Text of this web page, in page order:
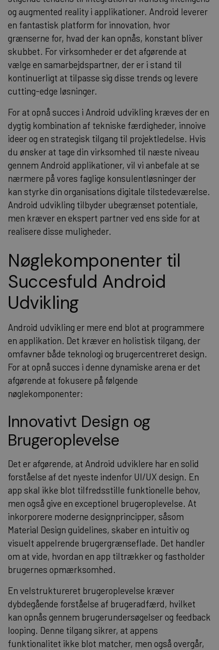
og augmented reality i applikationer. Android leverer
en fantastisk platform for innovation, hvor
grænserne for, hvad der kan opnås, konstant bliver
skubbet. For virksomheder er det afgørende at
vælge en samarbejdspartner, der er i stand til
kontinuerligt at tilpasse sig disse trends og levere
cutting-edge løsninger.
For at opnå succes i Android udvikling kræves der en
dygtig kombination af tekniske færdigheder, innoive
ideer og en strategisk tilgang til projektledelse. Hvis
du ønsker at tage din virksomhed til næste niveau
gennem Android applikationer, vil vi anbefale at se
nærmere på vores faglige konsulentløsningerder
kan styrke din organisations digitale tilstedeværelse.
Android udvikling tilbyder ubegrænset potentiale,
men kræver en ekspert partner ved ens side for at
realisere disse muligheder.
Nøglekomponenter til
Succesfuld Android
Udvikling
Android udvikling er mere end blot at programmere
en applikation. Det kræver en holistisk tilgang, der
omfavner både teknologi og brugercentreret design.
For at opnå succes i denne dynamiske arena er det
afgørende at fokusere på følgende
nøglekomponenter:
Innovativt Design og
Brugeroplevelse
Det er afgørende, at Android udviklere har en solid
forståelse af det nyeste indenfor UI/UX design. En
app skal ikke blot tilfredsstille funktionelle behov,
men også give en exceptionel brugeroplevelse. At
inkorporere moderne designprincipper, såsom
Material Design guidelines, skaber en intuitiv og
visuelt appelrende brugergrænseflade. Det handler
om at vide, hvordan en app tiltrækker og fastholder
brugernes opmærksomhed.
En velstruktureret brugeroplevelse kræver
dybdegående forståelse af brugeradfærd, hvilket
kan opnås gennem brugerundersøgelser og feedback
looping. Denne tilgang sikrer, at appens
funktionalitet ikke blot matcher, men også overgår,